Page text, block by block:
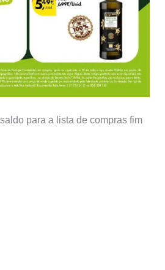
para a lista de compras fim